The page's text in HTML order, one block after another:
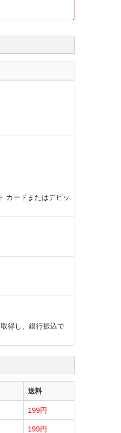
カードまたはデビッ
得し、銀行振込で
送料
199円
199円